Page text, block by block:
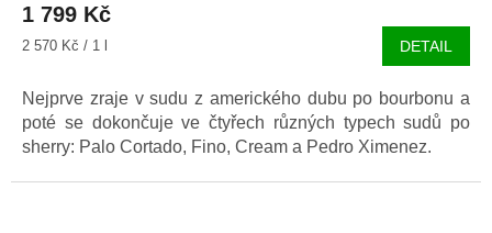
je
5,0
hvězdiček.
1 799 Kč
Měrná
2 570 Kč / 1 l DETAIL
Nejprve zraje v sudu z amerického dubu po bourbonu a
poté se dokončuje ve čtyřech různých typech sudů po
sherry: Palo Cortado, Fino, Cream a Pedro Ximenez.